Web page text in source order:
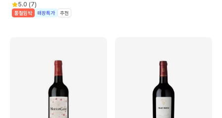
5.0 (7)
품절임박 매장특가 추천